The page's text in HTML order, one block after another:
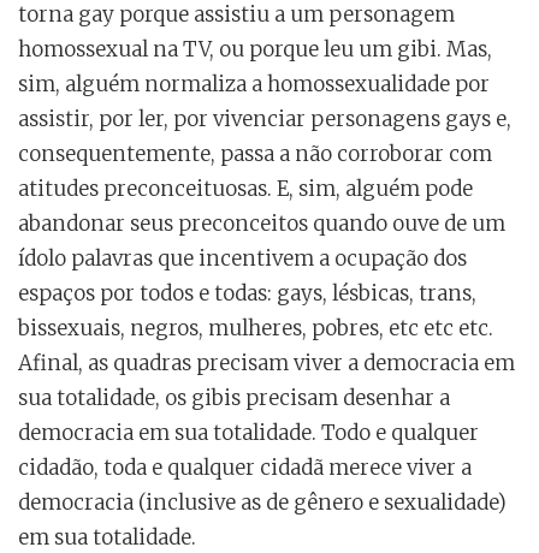
torna gay porque assistiu a um personagem
homossexual na TV, ou porque leu um gibi. Mas,
sim, alguém normaliza a homossexualidade por
assistir, por ler, por vivenciar personagens gays e,
consequentemente, passa a não corroborar com
atitudes preconceituosas. E, sim, alguém pode
abandonar seus preconceitos quando ouve de um
ídolo palavras que incentivem a ocupação dos
espaços por todos e todas: gays, lésbicas, trans,
bissexuais, negros, mulheres, pobres, etc etc etc.
Afinal, as quadras precisam viver a democracia em
sua totalidade, os gibis precisam desenhar a
democracia em sua totalidade. Todo e qualquer
cidadão, toda e qualquer cidadã merece viver a
democracia (inclusive as de gênero e sexualidade)
em sua totalidade.